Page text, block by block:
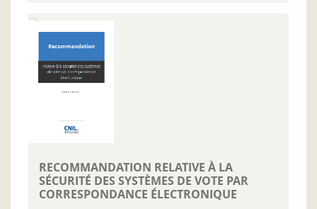
RECOMMANDATION RELATIVE À LA
SÉCURITÉ DES SYSTÈMES DE VOTE PAR
CORRESPONDANCE ÉLECTRONIQUE